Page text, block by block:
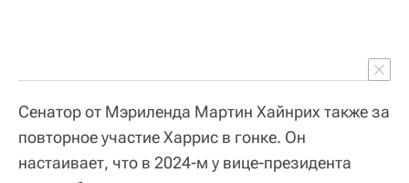
Сенатор от Мэриленда Мартин Хайнрих также за
повторное участие Харрис в гонке. Он
настаивает, что в 2024-м у вице-президента